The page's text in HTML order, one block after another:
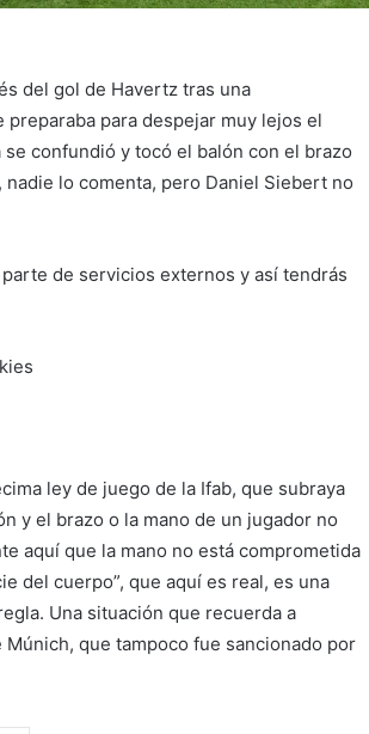
del gol de Havertz tras una
para despejar muy lejos el
confundió y tocó el balón con el brazo
lo comenta, pero Daniel Siebert no
de servicios externos y así tendrás
ley de juego de la Ifab, que subraya
y el brazo o la mano de un jugador no
aquí que la mano no está comprometida
del cuerpo”, que aquí es real, es una
Una situación que recuerda a
que tampoco fue sancionado por